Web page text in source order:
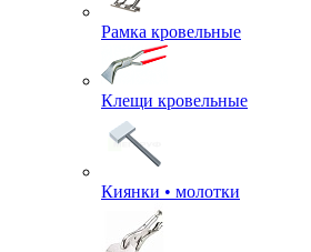
Рамка кровельные
Клещи кровельные
Киянки • молотки